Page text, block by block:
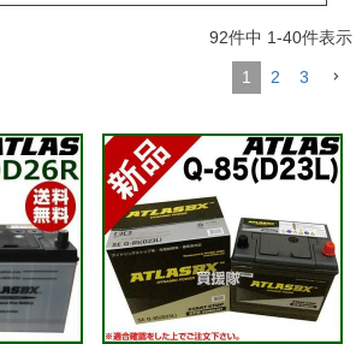
92件中 1-40件表示
1 2 3